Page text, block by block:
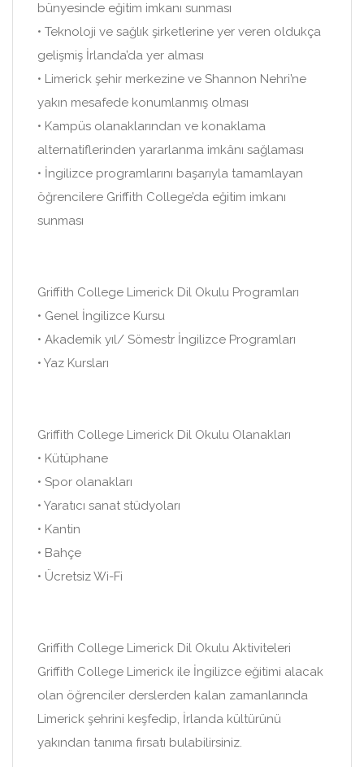
bünyesinde eğitim imkanı sunması
• Teknoloji ve sağlık şirketlerine yer veren oldukça
gelişmiş İrlanda’da yer alması
• Limerick şehir merkezine ve Shannon Nehri’ne
yakın mesafede konumlanmış olması
• Kampüs olanaklarından ve konaklama
alternatiflerinden yararlanma imkânı sağlaması
• İngilizce programlarını başarıyla tamamlayan
öğrencilere Griffith College’da eğitim imkanı
sunması
Griffith College Limerick Dil Okulu Programları
• Genel İngilizce Kursu
• Akademik yıl/ Sömestr İngilizce Programları
• Yaz Kursları
Griffith College Limerick Dil Okulu Olanakları
• Kütüphane
• Spor olanakları
• Yaratıcı sanat stüdyoları
• Kantin
• Bahçe
• Ücretsiz Wi-Fi
Griffith College Limerick Dil Okulu Aktiviteleri
Griffith College Limerick ile İngilizce eğitimi alacak
olan öğrenciler derslerden kalan zamanlarında
Limerick şehrini keşfedip, İrlanda kültürünü
yakından tanıma fırsatı bulabilirsiniz.